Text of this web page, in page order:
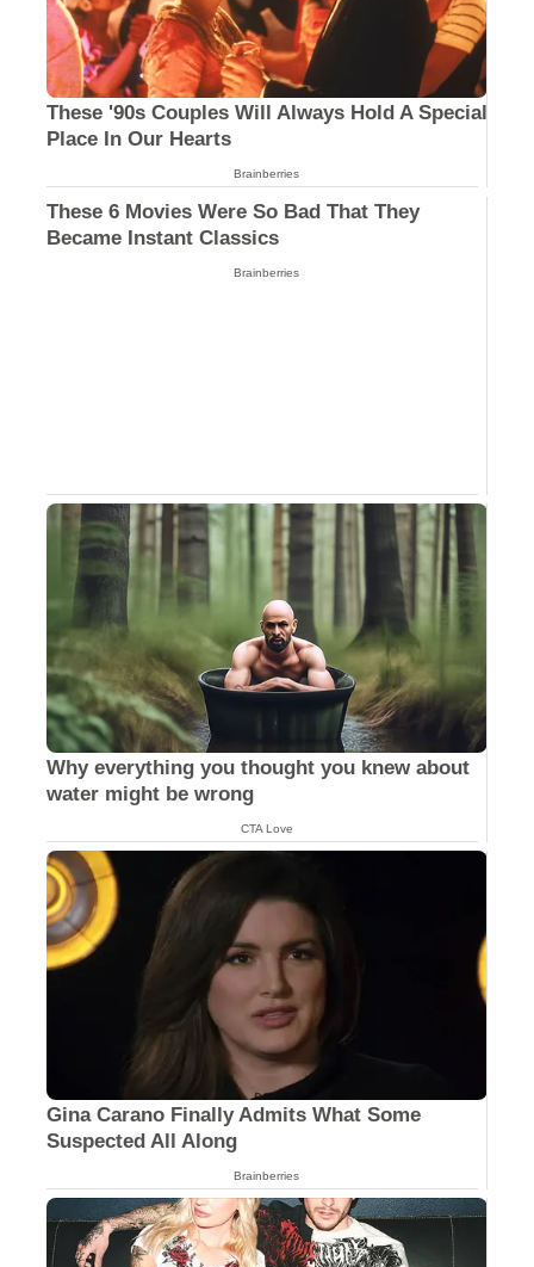
These '90s Couples Will Always Hold A Special
Place In Our Hearts
Brainberries
These 6 Movies Were So Bad That They
Became Instant Classics
Brainberries
Why everything you thought you knew about
water might be wrong
CTA Love
Gina Carano Finally Admits What Some
Suspected All Along
Brainberries